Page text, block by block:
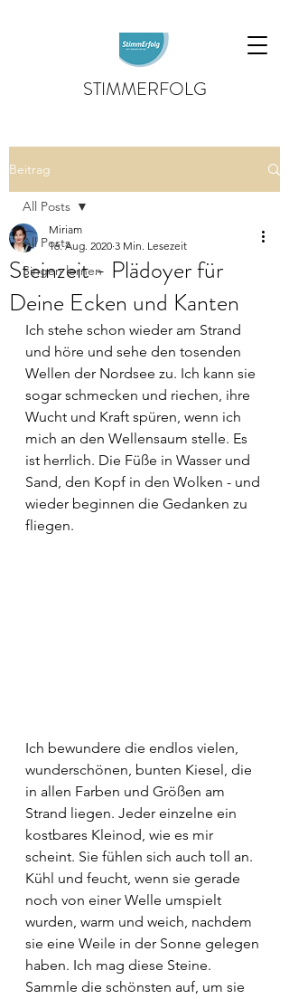
STIMMERFOLG
Beitrag
All Posts
Singen lernen
All Posts
Steinzeit - Plädoyer für
Deine Ecken und Kanten
Miriam
16. Aug. 2020 3 Min. Lesezeit
Ich stehe schon wieder am Strand
und höre und sehe den tosenden
Wellen der Nordsee zu. Ich kann sie
sogar schmecken und riechen, ihre
Wucht und Kraft spüren, wenn ich
mich an den Wellensaum stelle. Es
ist herrlich. Die Füße in Wasser und
Sand, den Kopf in den Wolken - und
wieder beginnen die Gedanken zu
fliegen.
Ich bewundere die endlos vielen,
wunderschönen, bunten Kiesel, die
in allen Farben und Größen am
Strand liegen. Jeder einzelne ein
kostbares Kleinod, wie es mir
scheint. Sie fühlen sich auch toll an.
Kühl und feucht, wenn sie gerade
noch von einer Welle umspielt
wurden, warm und weich, nachdem
sie eine Weile in der Sonne gelegen
haben. Ich mag diese Steine.
Sammle die schönsten auf, um sie